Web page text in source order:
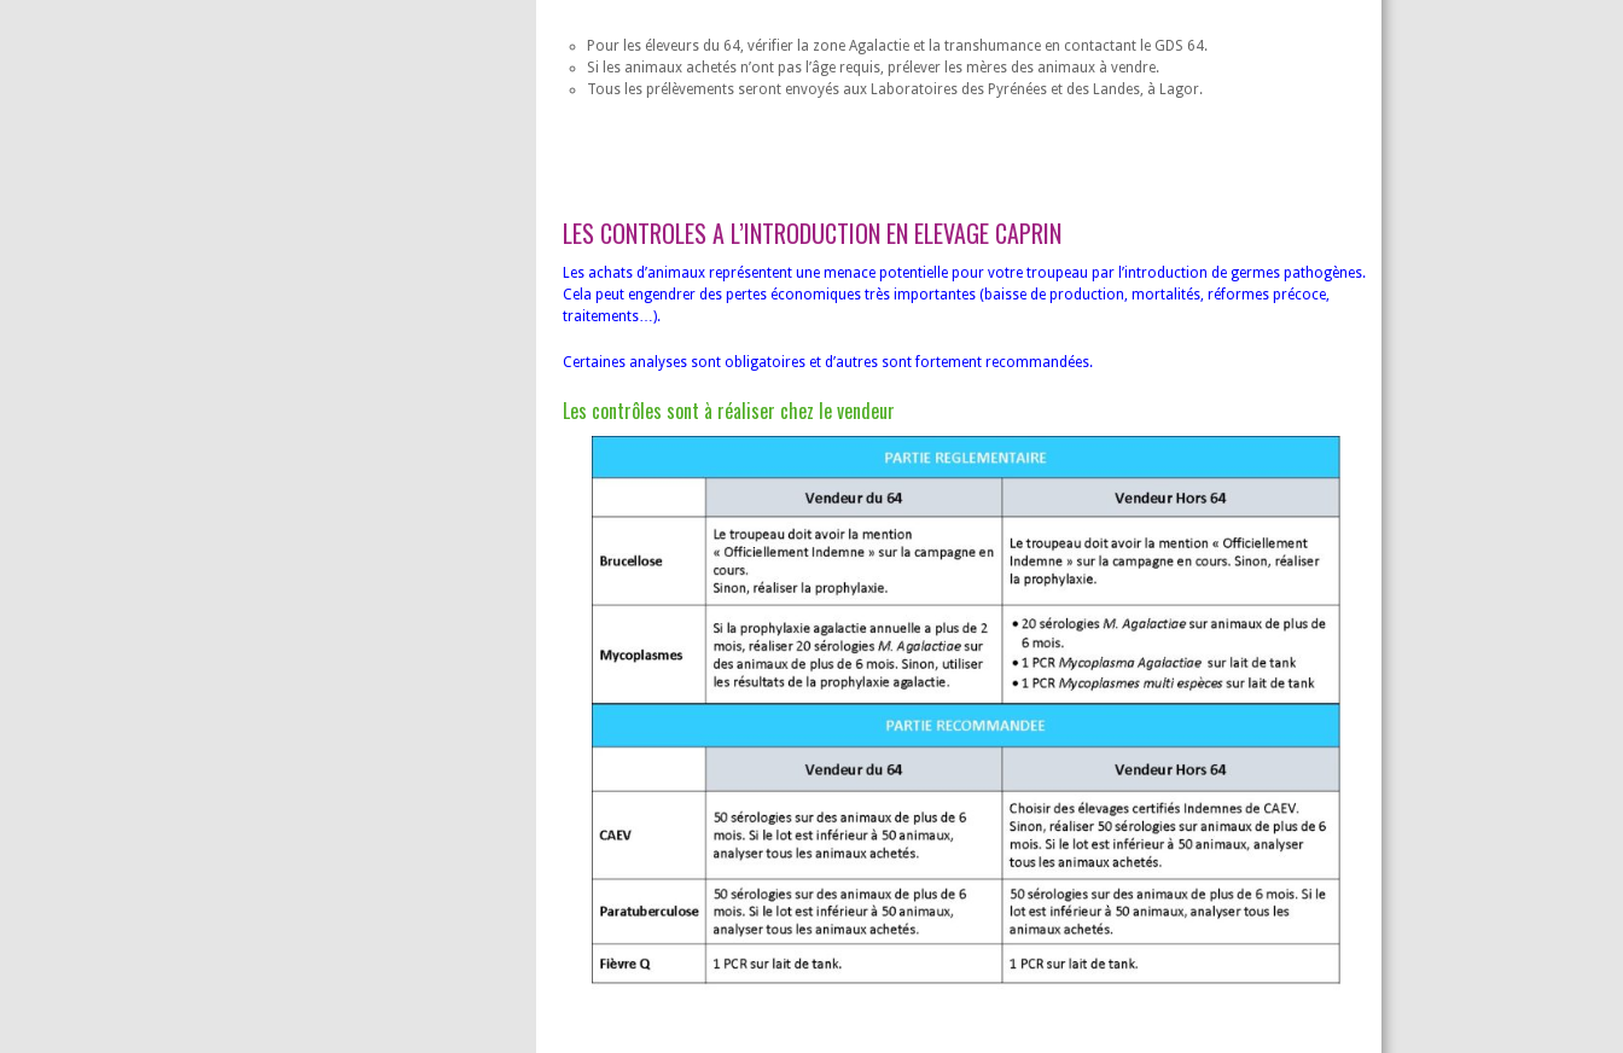
Pour les éleveurs du 64, vérifier la zone Agalactie et la transhumance en contactant le GDS 64.
Si les animaux achetés n’ont pas l’âge requis, prélever les mères des animaux à vendre.
Tous les prélèvements seront envoyés aux Laboratoires des Pyrénées et des Landes, à Lagor.
LES CONTROLES A L’INTRODUCTION EN ELEVAGE CAPRIN
Les achats d’animaux représentent une menace potentielle pour votre troupeau par l’introduction de germes pathogènes.
Cela peut engendrer des pertes économiques très importantes (baisse de production, mortalités, réformes précoce,
traitements…).
Certaines analyses sont obligatoires et d’autres sont fortement recommandées.
Les contrôles sont à réaliser chez le vendeur